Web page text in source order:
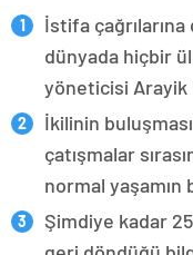
İstifa
dünyada hiçbir
yöneticisi Arayik
İkilinin
çatışmalar
normal yaşamın
Şimdiye kadar